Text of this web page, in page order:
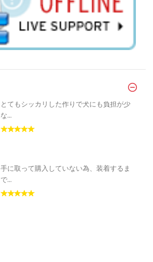
とてもシッカリした作りで犬にも負担が少
な...
手に取って購入していない為、装着するま
で...